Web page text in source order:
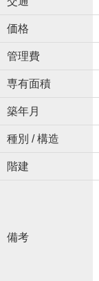
価格
管理費
専有面積
築年月
種別 / 構造
階建
備考